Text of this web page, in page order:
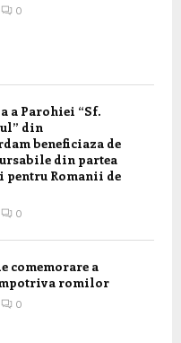
0
a Parohiei “Sf.
din
beneficiaza de
din partea
pentru Romanii de
0
comemorare a
romilor
0